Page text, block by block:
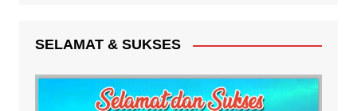
SELAMAT & SUKSES